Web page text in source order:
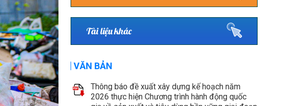
Tài liệu khác
VĂN BẢN
Thông báo đề xuất xây dựng kế hoạch năm
2026 thực hiện Chương trình hành động quốc